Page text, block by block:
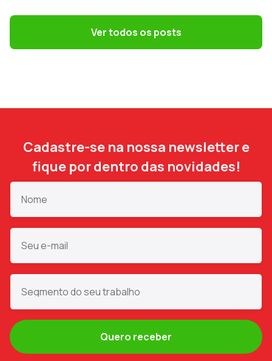
Terceirização: 7 riscos trabalhistas que o
DP precisa evitarVer todos os posts
Cadastre-se na nossa newsletter e
fique por dentro das novidades!